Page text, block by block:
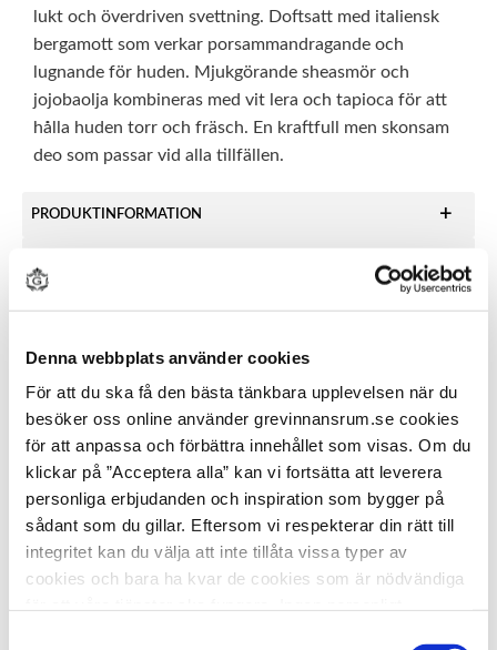
Denna webbplats använder cookies
För att du ska få den bästa tänkbara upplevelsen när du
besöker oss online använder grevinnansrum.se cookies
för att anpassa och förbättra innehållet som visas. Om du
klickar på ”Acceptera alla” kan vi fortsätta att leverera
personliga erbjudanden och inspiration som bygger på
sådant som du gillar. Eftersom vi respekterar din rätt till
integritet kan du välja att inte tillåta vissa typer av
cookies och bara ha kvar de cookies som är nödvändiga
lukt och överdriven svettning. Doftsatt med italiensk
bergamott som verkar porsammandragande och
lugnande för huden. Mjukgörande sheasmör och
jojobaolja kombineras med vit lera och tapioca för att
hålla huden torr och fräsch. En kraftfull men skonsam
deo som passar vid alla tillfällen.
PRODUKTINFORMATION
OMDÖMEN
Du